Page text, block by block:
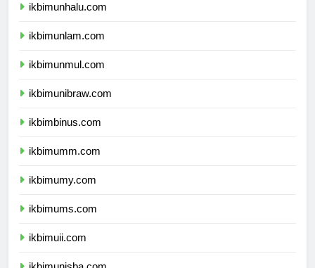
ikbimunhalu.com
ikbimunlam.com
ikbimunmul.com
ikbimunibraw.com
ikbimbinus.com
ikbimumm.com
ikbimumy.com
ikbimums.com
ikbimuii.com